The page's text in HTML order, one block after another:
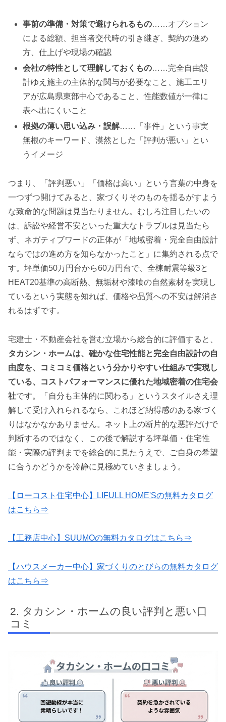
事前の準備・対策で避けられるもの……オプション
による総額、担当者交代時の引き継ぎ、契約の進め
方、仕上げや現場の確認
会社の特性として理解しておくもの……完全自由設
計ゆえ施主の主体的な関与が必要なこと、施工エリ
アが広島県東部中心であること、性能数値が一律に
表へ出にくいこと
根拠の薄い思い込み・誤解……「事件」という事実
無根のキーワード、漠然とした「評判が悪い」とい
うイメージ
つまり、「評判悪い」「価格は高い」という言葉の中身を
一つずつ開けてみると、家づくりそのものを揺るがすよう
な致命的な問題は見当たりません。むしろ注目したいの
は、訴訟や経営不安といった重大なトラブルは見当たら
ず、ネガティブワードの正体が「地域密着・完全自由設計
ならではの進め方を知らなかったこと」に集約される点で
す。坪単価50万円台から60万円台で、全棟耐震等級3と
HEAT20基準の高断熱、無垢材や漆喰の自然素材を実現し
ているという実態を知れば、価格や品質への不安は解消さ
れるはずです。
宅建士・不動産会社を営む立場から総合的に評価すると、
タカシン・ホームは、確かな住宅性能と完全自由設計の自
由度を、コミコミ価格という分かりやすい仕組みで実現し
ている、コストパフォーマンスに優れた地域密着の住宅会
社です。「自分も主体的に関わる」というスタイルさえ理
解して受け入れられるなら、これほど納得感のある家づく
りはなかなかありません。ネット上の断片的な悪評だけで
判断するのではなく、この後で解説する坪単価・住宅性
能・実際の評判までを総合的に見たうえで、ご自身の希望
に合うかどうかを冷静に見極めていきましょう。
【ローコスト住宅中心】LIFULL HOME'Sの無料カタログ
はこちら⇒
【工務店中心】SUUMOの無料カタログはこちら⇒
【ハウスメーカー中心】家づくりのとびらの無料カタログ
はこちら⇒
タカシン・ホームの良い評判と悪い口
コミ